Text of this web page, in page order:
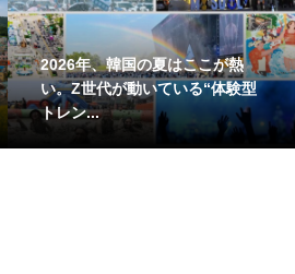
2026年、韓国の夏はここが熱
い。Z世代が動いている“体験型
トレン...